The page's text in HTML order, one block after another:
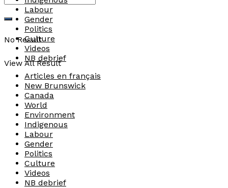
No Result
View All Result
Labour
Gender
Politics
Culture
Videos
NB debrief
Articles en français
New Brunswick
Canada
World
Environment
Indigenous
Labour
Gender
Politics
Culture
Videos
NB debrief